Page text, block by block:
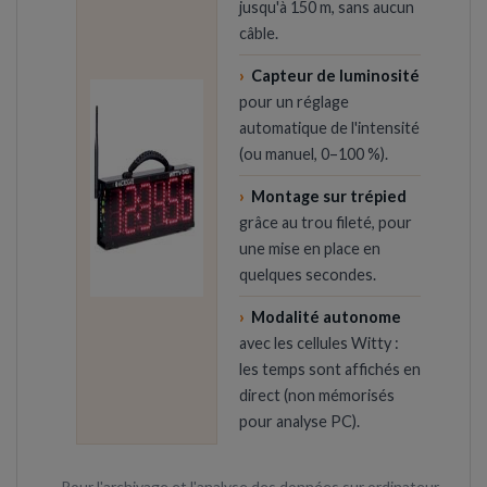
jusqu'à 150 m, sans aucun
câble.
› Capteur de luminosité
pour un réglage
automatique de l'intensité
(ou manuel, 0–100 %).
› Montage sur trépied
grâce au trou fileté, pour
une mise en place en
quelques secondes.
› Modalité autonome
avec les cellules Witty :
les temps sont affichés en
direct (non mémorisés
pour analyse PC).